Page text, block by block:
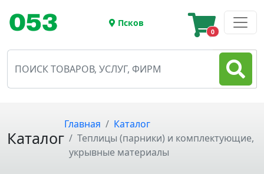
Псков
0
Каталог
Главная
Каталог
Теплицы (парники) и комплектующие,
укрывные материалы